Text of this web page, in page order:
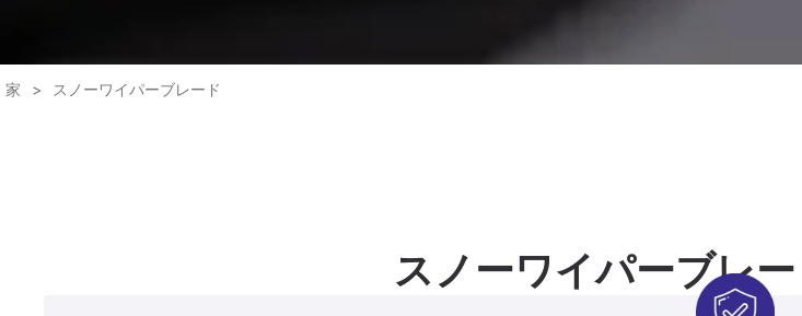
家 > スノーワイパーブレード
スノーワイパーブレ